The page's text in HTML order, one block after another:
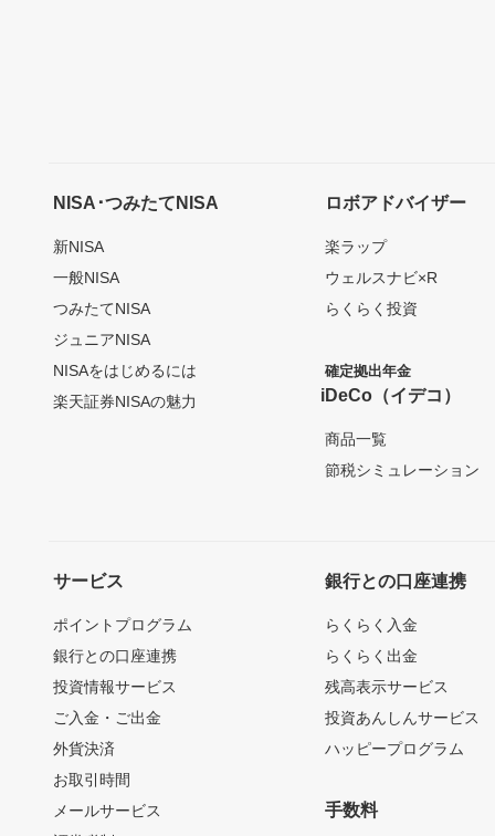
NISA･つみたてNISA
新NISA
一般NISA
つみたてNISA
ジュニアNISA
NISAをはじめるには
楽天証券NISAの魅力
ロボアドバイザー
楽ラップ
ウェルスナビ×R
らくらく投資
確定拠出年金
iDeCo（イデコ）
商品一覧
節税シミュレーション
サービス
ポイントプログラム
銀行との口座連携
投資情報サービス
ご入金・ご出金
外貨決済
お取引時間
メールサービス
銀行との口座連携
らくらく入金
らくらく出金
残高表示サービス
投資あんしんサービス
ハッピープログラム
手数料